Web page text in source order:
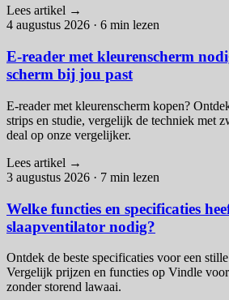
Lees artikel →
4 augustus 2026 · 6 min lezen
E-reader met kleurenscherm
scherm bij jou past
E-reader met kleurenscherm kopen?
strips en studie, vergelijk de techniek met
deal op onze vergelijker.
Lees artikel →
3 augustus 2026 · 7 min lezen
Welke functies en specificaties
slaapventilator nodig?
Ontdek de beste specificaties voor een
Vergelijk prijzen en functies op Vindle
zonder storend lawaai.